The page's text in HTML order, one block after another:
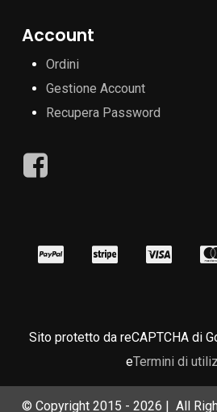
Account
Ordini
Gestione Account
Recupera Password
Sito protetto da reCAPTCHA di
eTermini di
© Copyright 2015 - 2026 | All